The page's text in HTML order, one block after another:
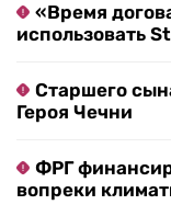
«Время
использовать
Старшего
Героя Чечни
ФРГ
вопреки